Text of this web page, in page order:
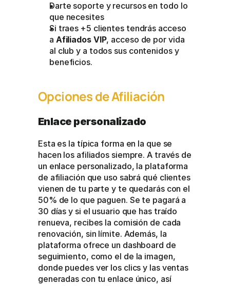
Darte soporte y recursos en todo lo
que necesites
Si traes +5 clientes tendrás acceso
a Afiliados VIP, acceso de por vida
al club y a todos sus contenidos y
beneficios.
Opciones de Afiliación
Enlace personalizado
Esta es la típica forma en la que se
hacen los afiliados siempre. A través de
un enlace personalizado, la plataforma
de afiliación que uso sabrá qué clientes
vienen de tu parte y te quedarás con el
50% de lo que paguen. Se te pagará a
30 días y si el usuario que has traído
renueva, recibes la comisión de cada
renovación, sin límite. Además, la
plataforma ofrece un dashboard de
seguimiento, como el de la imagen,
donde puedes ver los clics y las ventas
generadas con tu enlace único, así